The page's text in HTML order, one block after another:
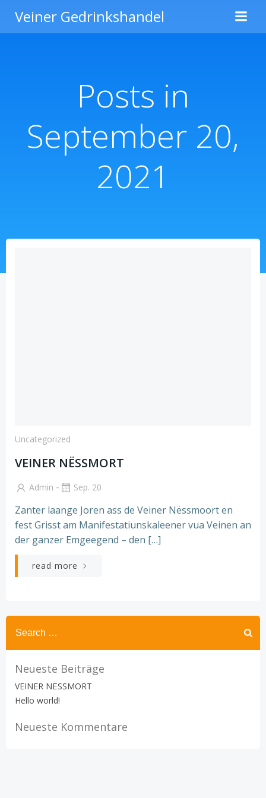
Inhalt
springen
Veiner Gedrinkshandel
Posts in
September 20,
2021
Uncategorized
VEINER NËSSMORT
Admin - Sep. 20
Zanter laange Joren ass de Veiner Nëssmoort en
fest Grisst am Manifestatiunskaleener vua Veinen an
der ganzer Emgeegend – den […]
read more
Search
for:
Neueste Beiträge
VEINER NËSSMORT
Hello world!
Neueste Kommentare